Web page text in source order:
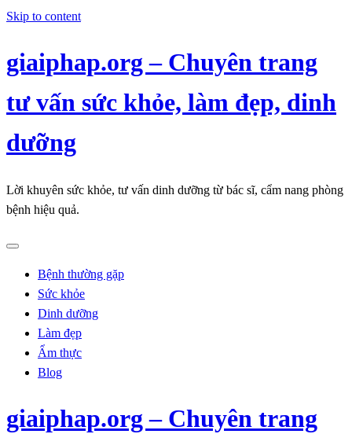
Skip to content
giaiphap.org – Chuyên trang
tư vấn sức khỏe, làm đẹp, dinh
dưỡng
Lời khuyên sức khỏe, tư vấn dinh dưỡng từ bác sĩ, cẩm nang phòng
bệnh hiệu quả.
Bệnh thường gặp
Sức khỏe
Dinh dưỡng
Làm đẹp
Ẩm thực
Blog
giaiphap.org – Chuyên trang